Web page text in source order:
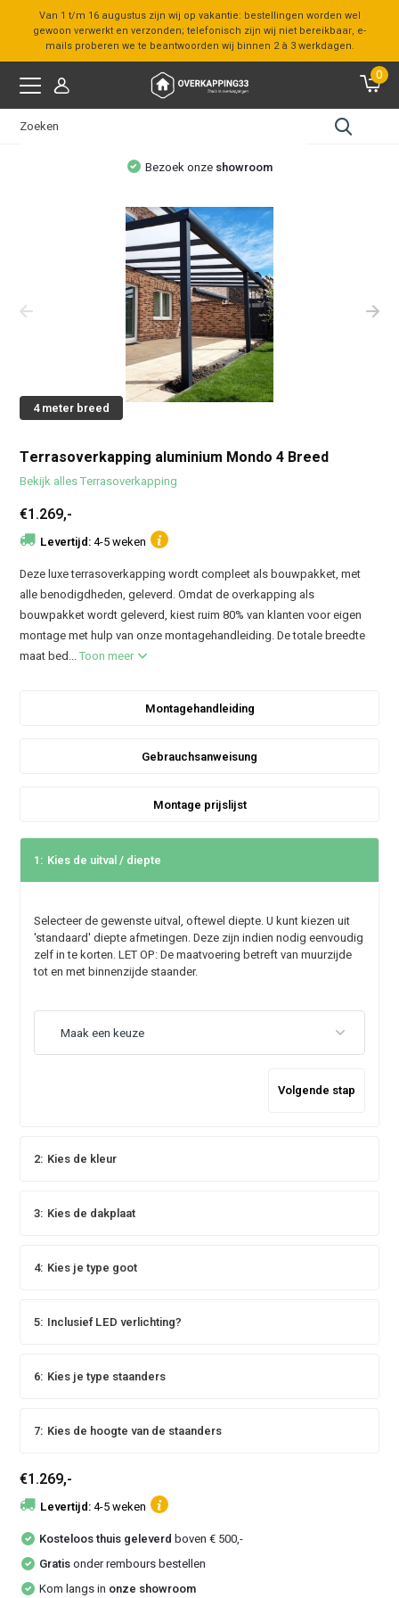
Van 1 t/m 16 augustus zijn wij op vakantie: bestellingen worden wel
gewoon verwerkt en verzonden; telefonisch zijn wij niet bereikbaar, e-
mails proberen we te beantwoorden wij binnen 2 à 3 werkdagen.
0
Bezoek onze showroom
4 meter breed
Terrasoverkapping aluminium Mondo 4 Breed
Bekijk alles Terrasoverkapping
€1.269,-
Levertijd:4-5 weken
Deze luxe terrasoverkapping wordt compleet als bouwpakket, met
alle benodigdheden, geleverd. Omdat de overkapping als
bouwpakket wordt geleverd, kiest ruim 80% van klanten voor eigen
montage met hulp van onze montagehandleiding. De totale breedte
maat bed...Toon meer
Montagehandleiding
Gebrauchsanweisung
Montage prijslijst
1: Kies de uitval / diepte
Selecteer de gewenste uitval, oftewel diepte. U kunt kiezen uit
'standaard' diepte afmetingen. Deze zijn indien nodig eenvoudig
zelf in te korten. LET OP: De maatvoering betreft van muurzijde
tot en met binnenzijde staander.
Volgende stap
2: Kies de kleur
3: Kies de dakplaat
4: Kies je type goot
5: Inclusief LED verlichting?
6: Kies je type staanders
7: Kies de hoogte van de staanders
€1.269,-
Levertijd:4-5 weken
Kosteloos thuis geleverd boven € 500,-
Gratisonder rembours bestellen
Kom langs in onze showroom